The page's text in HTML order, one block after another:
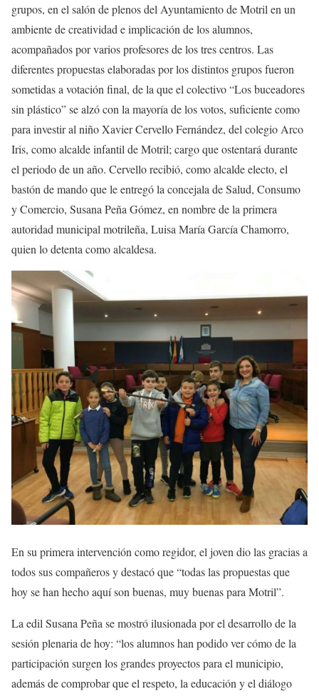
grupos, en el salón de plenos del Ayuntamiento de Motril en un
ambiente de creatividad e implicación de los alumnos,
acompañados por varios profesores de los tres centros. Las
diferentes propuestas elaboradas por los distintos grupos fueron
sometidas a votación final, de la que el colectivo “Los buceadores
sin plástico” se alzó con la mayoría de los votos, suficiente como
para investir al niño Xavier Cervello Fernández, del colegio Arco
Iris, como alcalde infantil de Motril; cargo que ostentará durante
el periodo de un año. Cervello recibió, como alcalde electo, el
bastón de mando que le entregó la concejala de Salud, Consumo
y Comercio, Susana Peña Gómez, en nombre de la primera
autoridad municipal motrileña, Luisa María García Chamorro,
quien lo detenta como alcaldesa.
En su primera intervención como regidor, el joven dio las gracias a
todos sus compañeros y destacó que “todas las propuestas que
hoy se han hecho aquí son buenas, muy buenas para Motril”.
La edil Susana Peña se mostró ilusionada por el desarrollo de la
sesión plenaria de hoy: “los alumnos han podido ver cómo de la
participación surgen los grandes proyectos para el municipio,
además de comprobar que el respeto, la educación y el diálogo